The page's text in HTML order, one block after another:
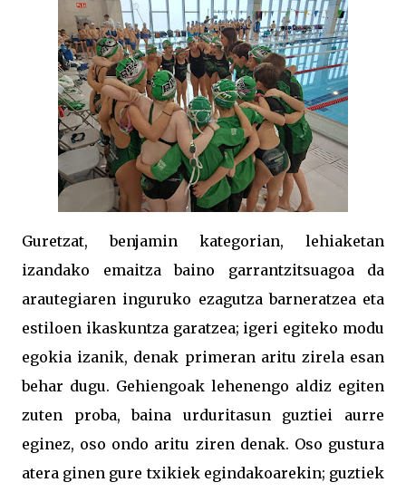
Guretzat, benjamin kategorian, lehiaketan
izandako emaitza baino garrantzitsuagoa da
arautegiaren inguruko ezagutza barneratzea eta
estiloen ikaskuntza garatzea; igeri egiteko modu
egokia izanik, denak primeran aritu zirela esan
behar dugu. Gehiengoak lehenengo aldiz egiten
zuten proba, baina urduritasun guztiei aurre
eginez, oso ondo aritu ziren denak. Oso gustura
atera ginen gure txikiek egindakoarekin; guztiek